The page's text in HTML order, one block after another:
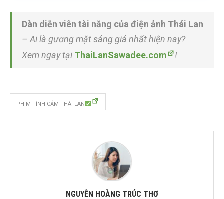
Dàn diễn viên tài năng của điện ảnh Thái Lan
– Ai là gương mặt sáng giá nhất hiện nay?
Xem ngay tại ThaiLanSawadee.com !
PHIM TÌNH CẢM THÁI LAN
NGUYỄN HOÀNG TRÚC THƠ